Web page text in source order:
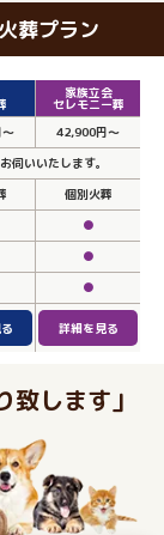
葬プラン
家族立会
セレモニー葬
42,900円～
伺いいたします。
個別火葬
●
●
●
詳細を見る
致します」